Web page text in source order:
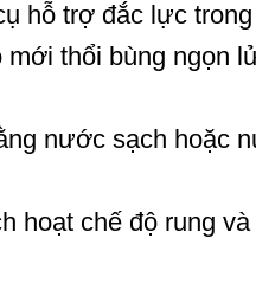
hỗ trợ đắc lực
mới thổi bùng ngọn
nước sạch hoặc
hoạt chế độ rung